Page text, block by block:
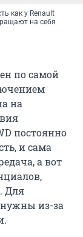
как у Renault
на себя
по самой
на
постоянно
и сама
а вот
Для
из-за